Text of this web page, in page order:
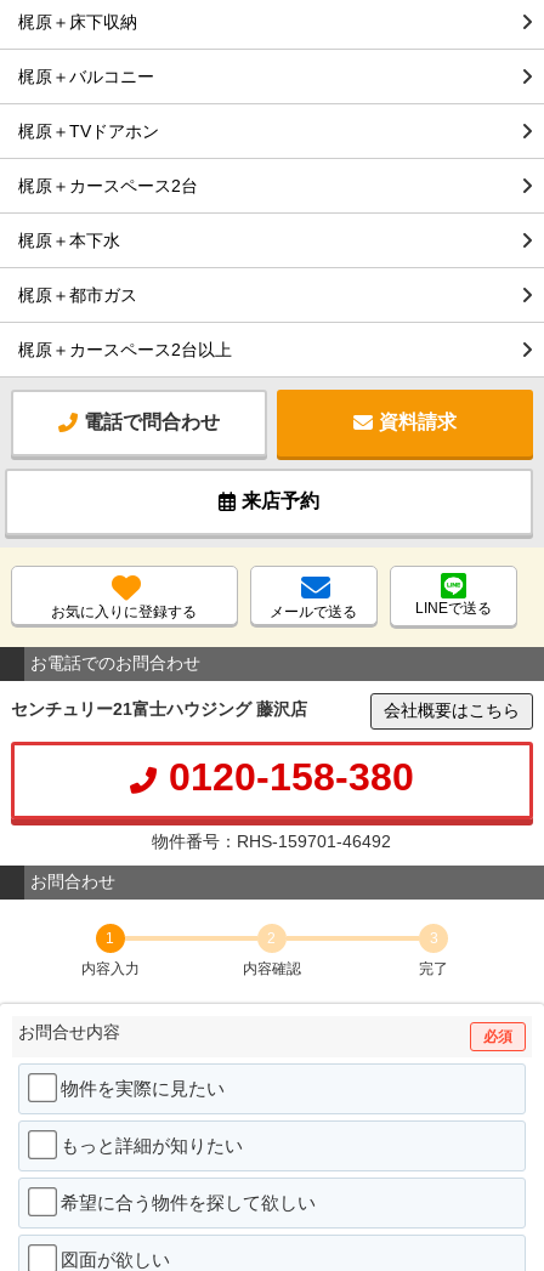
梶原＋床下収納
梶原＋バルコニー
梶原＋TVドアホン
梶原＋カースペース2台
梶原＋本下水
梶原＋都市ガス
梶原＋カースペース2台以上
電話で問合わせ 資料請求
来店予約
お気に入りに登録する メールで送る LINEで送る
お電話でのお問合わせ
センチュリー21富士ハウジング 藤沢店 会社概要はこちら
0120-158-380
物件番号：RHS-159701-46492
お問合わせ
1
内容入力
2
内容確認
3
完了
お問合せ内容 必須
物件を実際に見たい
もっと詳細が知りたい
希望に合う物件を探して欲しい
図面が欲しい